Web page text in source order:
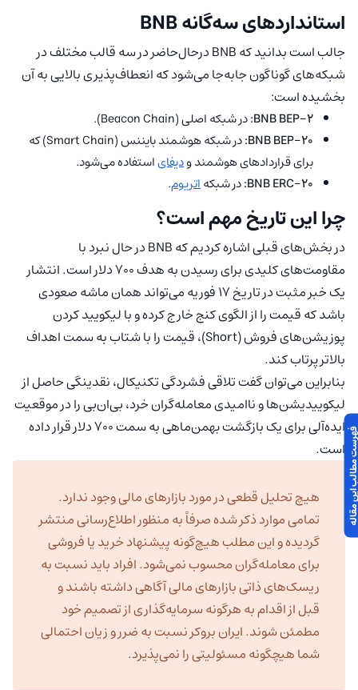
استانداردهای سه‌گانه BNB
جالب است بدانید که BNB درحال‌حاضر در سه قالب مختلف در
شبکه‌های گوناگون جابه‌جا می‌شود که انعطاف‌پذیری بالایی به آن
بخشیده است:
BNB BEP-2: در شبکه اصلی (Beacon Chain).
BNB BEP-20:
در شبکه هوشمند بایننس (Smart Chain) که
برای قراردادهای هوشمند ودیفایاستفاده می‌شود.
BNB ERC-20: در شبکهاتریوم.
چرا این تاریخ مهم است؟
در بخش‌های قبلی اشاره کردیم که BNB در حال نبرد با
مقاومت‌های کلیدی برای رسیدن به هدف ۷۰۰ دلار است. انتشار
یک خبر مثبت در تاریخ ۱۷ فوریه می‌تواند همان ماشه صعودی
باشد که قیمت را از الگوی کنج خارج کرده و با لیکویید کردن
پوزیشن‌های فروش (Short)، قیمت را با شتاب به سمت اهداف
بالاتر پرتاب کند.
بنابراین می‌توان گفت تلاقی فشردگی تکنیکال، نقدینگی حاصل از
لیکوییدیشن‌ها و ناامیدی معامله‌گران خرد، بی‌ان‌بی را در موقعیت
ایده‌آلی برای یک بازگشت بهمن‌ماهی به سمت ۷۰۰ دلار قرار داده
است.
هیچ تحلیل قطعی در مورد بازارهای مالی وجود ندارد.
تمامی موارد ذکر شده صرفاً به منظور اطلاع‌رسانی منتشر
گردیده و این مطلب هیچ‌گونه پیشنهاد خرید یا فروشی
برای معامله‌گران محسوب نمی‌شود. افراد باید نسبت به
ریسک‌های ذاتی بازارهای مالی آگاهی داشته باشند و
قبل از اقدام به هرگونه سرمایه‌گذاری از تصمیم خود
مطمئن شوند. ایران بروکر نسبت به ضرر و زیان احتمالی
شما هیچگونه مسئولیتی را نمی‌پذیرد.
مقاله